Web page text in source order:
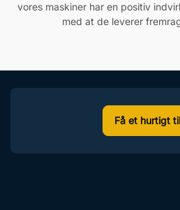
vores maskiner har en positiv
med at de leverer
Få et hurtigt